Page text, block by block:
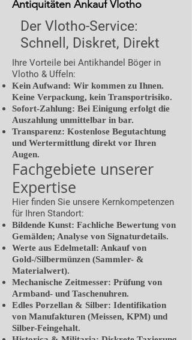
Antiquitäten Ankauf Vlotho
Der Vlotho-Service:
Schnell, Diskret, Direkt
Ihre Vorteile bei Antikhandel Böger in
Vlotho & Uffeln:
Kein Aufwand: Wir kommen zu Ihnen.
Keine Verpackung, kein Transportrisiko.
Sofort-Zahlung: Bei Einigung erfolgt die
Auszahlung unmittelbar in bar.
Transparenz: Kostenlose Begutachtung
und Wertermittlung direkt vor Ihren
Augen.
Fachgebiete unserer
Expertise
Hier finden Sie unsere Kernkompetenzen
für Ihren Standort:
Bildende Kunst: Fachliche Bewertung von
Gemälden; Analyse von Signaturdetails.
Werte aus Edelmetall: Ankauf von
Gold-/Silbermünzen (Sammler- &
Materialwert).
Mechanische Zeitmesser: Prüfung von
Armband- und Taschenuhren.
Edles Porzellan & Silber: Identifikation
von Manufakturen (Meissen, KPM) und
Silber-Feingehalt.